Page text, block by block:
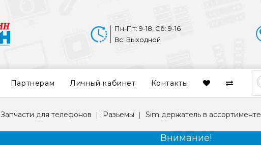
Пн-Пт: 9-18, Сб: 9-16
Вс: Выходной
Партнерам Личный кабинет Контакты
Запчасти для телефонов Разьемы Sim держатель в ассортименте
Внимание!